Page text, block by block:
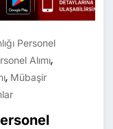
Personel
Alımı,
, Mübaşir